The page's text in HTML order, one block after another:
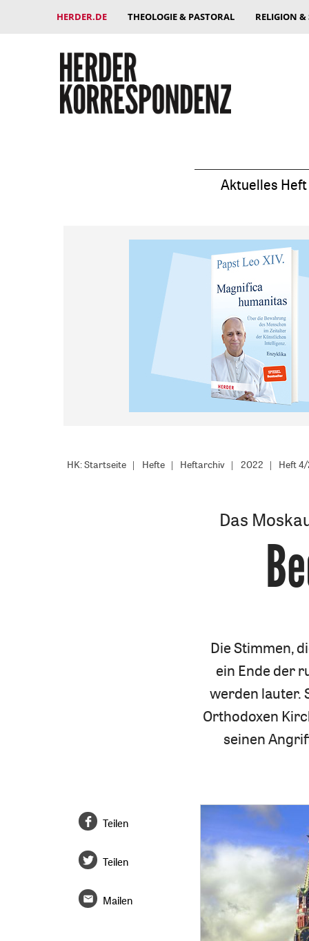
HERDER.DE THEOLOGIE & PASTORAL RELIGION
Aktuelles Heft
HK: Startseite Hefte Heftarchiv 2022 Heft
Das
Die Stimmen,
ein Ende der
werden lauter.
Orthodoxen
seinen
Teilen
Teilen
Mailen